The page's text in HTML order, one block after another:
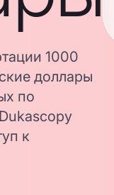
1000
доллары
по
к